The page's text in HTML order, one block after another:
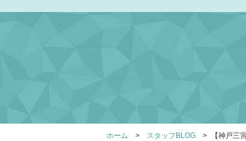
ホーム スタッフBLOG 【神戸三